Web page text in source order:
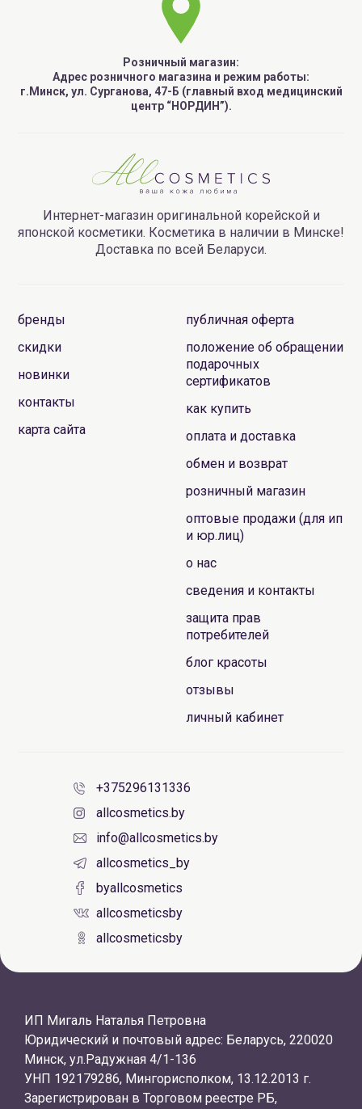
Розничный магазин:
Адрес розничного магазина и режим работы:
г.Минск, ул. Сурганова, 47-Б (главный вход медицинский
центр “НОРДИН”).
Интернет-магазин оригинальной корейской и
японской косметики. Косметика в наличии в Минске!
Доставка по всей Беларуси.
бренды
скидки
новинки
контакты
карта сайта
публичная оферта
положение об обращении
подарочных
сертификатов
как купить
оплата и доставка
обмен и возврат
розничный магазин
оптовые продажи (для ип
и юр.лиц)
о нас
сведения и контакты
защита прав
потребителей
блог красоты
отзывы
личный кабинет
+375296131336
allcosmetics.by
info@allcosmetics.by
allcosmetics_by
byallcosmetics
allcosmeticsby
allcosmeticsby
ИП Мигаль Наталья Петровна
Юридический и почтовый адрес: Беларусь, 220020
Минск, ул.Радужная 4/1-136
УНП 192179286, Мингорисполком, 13.12.2013 г.
Зарегистрирован в Торговом реестре РБ,